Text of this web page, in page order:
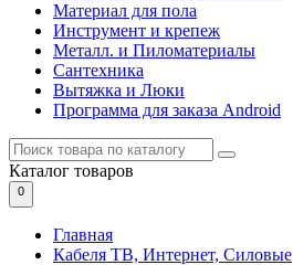
Материал для пола
Инструмент и крепеж
Металл. и Пиломатериалы
Сантехника
Вытяжка и Люки
Программа для заказа Android
Каталог товаров
0
Главная
Кабеля ТВ, Интернет, Силовые